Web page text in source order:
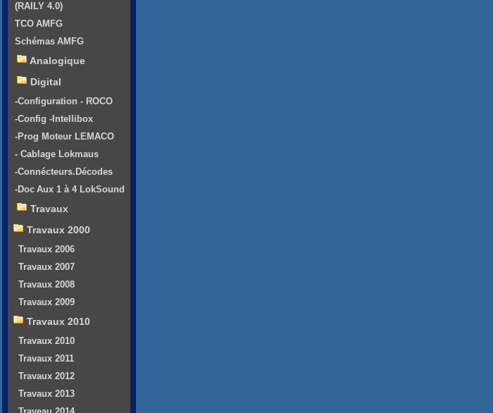
(RAILY 4.0)
TCO AMFG
Schémas AMFG
Analogique
Digital
-Configuration - ROCO
-Config -Intellibox
-Prog Moteur LEMACO
- Cablage Lokmaus
-Connécteurs.Décodes
-Doc Aux 1 à 4 LokSound
Travaux
Travaux 2000
Travaux 2006
Travaux 2007
Travaux 2008
Travaux 2009
Travaux 2010
Travaux 2010
Travaux 2011
Travaux 2012
Travaux 2013